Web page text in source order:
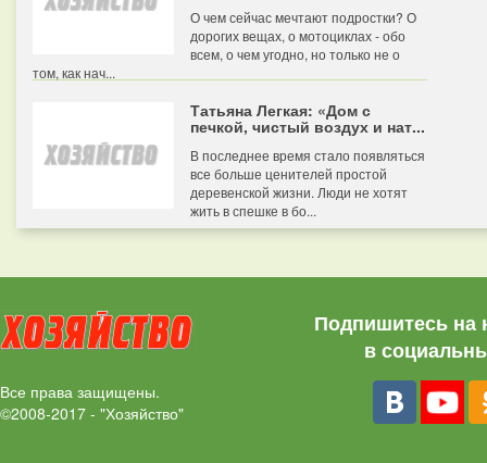
О чем сейчас мечтают подростки? О
дорогих вещах, о мотоциклах - обо
всем, о чем угодно, но только не о
том, как нач...
Татьяна Легкая: «Дом с
печкой, чистый воздух и нат...
В последнее время стало появляться
все больше ценителей простой
деревенской жизни. Люди не хотят
жить в спешке в бо...
Все права защищены.
©2008-2017 - "Хозяйство"
Подпишитесь на
в